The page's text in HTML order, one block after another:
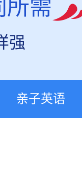
所需
强
亲子英语